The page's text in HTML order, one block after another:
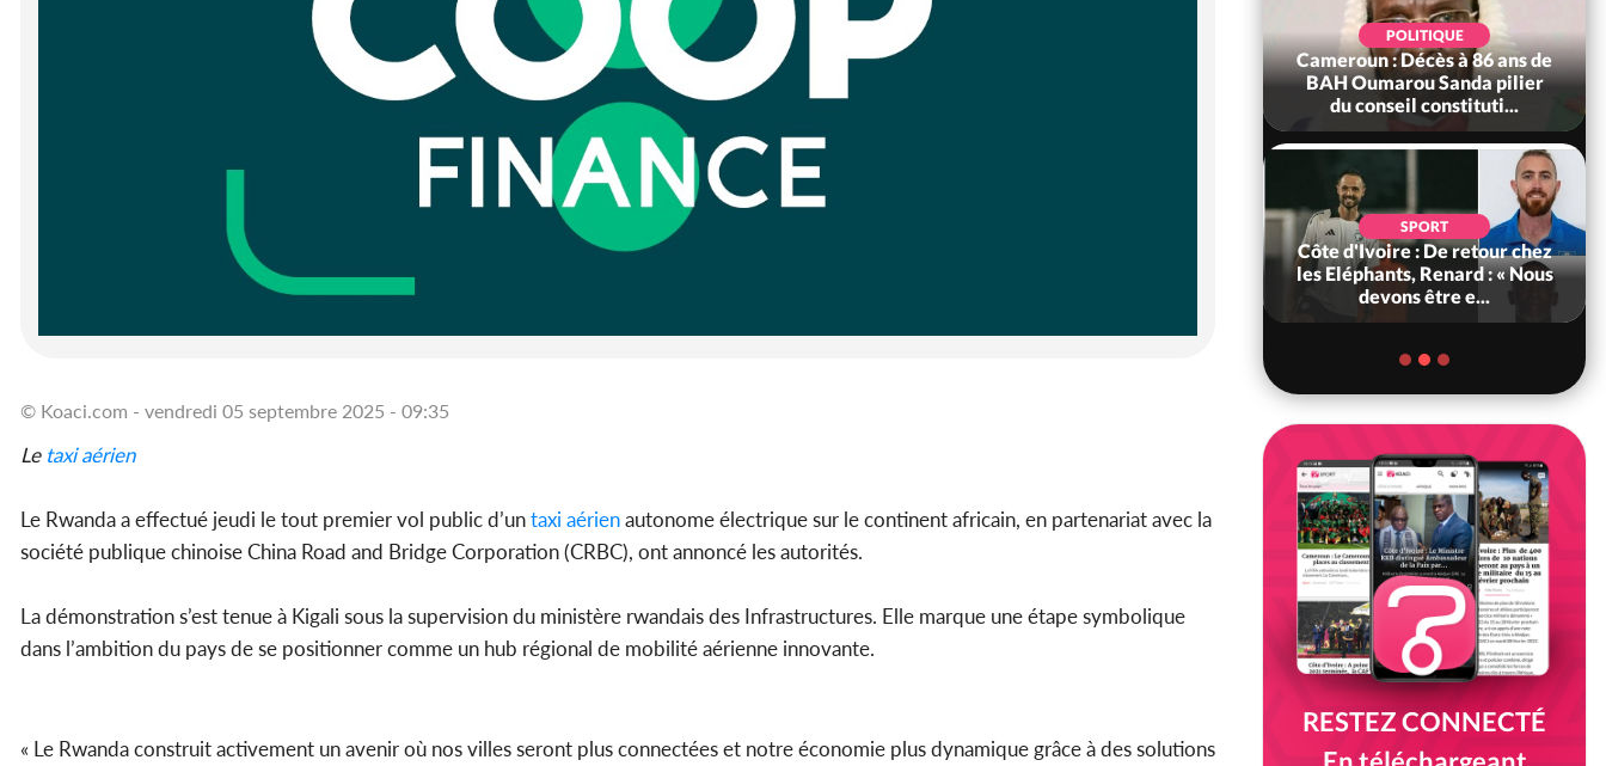
© Koaci.com - vendredi 05 septembre 2025 - 09:35
Le taxi aérien
Le Rwanda a effectué jeudi le tout premier vol public d’untaxi aérienautonome électrique sur le continent africain, en partenariat avec la
société publique chinoise China Road and Bridge Corporation (CRBC), ont annoncé les autorités.
La démonstration s’est tenue à Kigali sous la supervision du ministère rwandais des Infrastructures. Elle marque une étape symbolique
dans l’ambition du pays de se positionner comme un hub régional de mobilité aérienne innovante.
« Le Rwanda construit activement un avenir où nos villes seront plus connectées et notre économie plus dynamique grâce à des solutions
POLITIQUE
Cameroun : Décès à 86 ans de
BAH Oumarou Sanda pilier
du conseil constituti...
SPORT
Côte d'Ivoire : De retour chez
les Eléphants, Renard : « Nous
devons être e...
RESTEZ CONNECTÉ